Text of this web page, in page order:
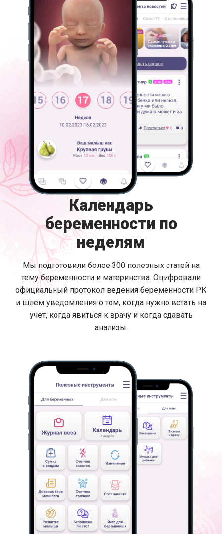
Календарь
беременности по
неделям
Мы подготовили более 300 полезных статей на
тему беременности и материнства. Оцифровали
официальный протокол ведения беременности РК
и шлем уведомления о том, когда нужно встать на
учет, когда явиться к врачу и когда сдавать
анализы.